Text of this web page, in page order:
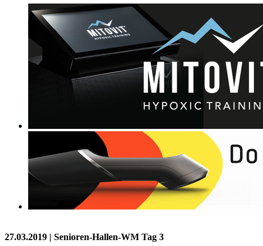
27.03.2019 | Senioren-Hallen-WM Tag 3